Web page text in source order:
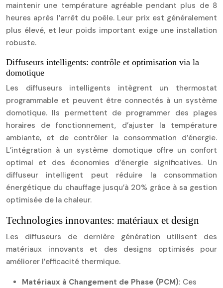
maintenir une température agréable pendant plus de 8
heures après l’arrêt du poêle. Leur prix est généralement
plus élevé, et leur poids important exige une installation
robuste.
Diffuseurs intelligents: contrôle et optimisation via la
domotique
Les diffuseurs intelligents intègrent un thermostat
programmable et peuvent être connectés à un système
domotique. Ils permettent de programmer des plages
horaires de fonctionnement, d’ajuster la température
ambiante, et de contrôler la consommation d’énergie.
L’intégration à un système domotique offre un confort
optimal et des économies d’énergie significatives. Un
diffuseur intelligent peut réduire la consommation
énergétique du chauffage jusqu’à 20% grâce à sa gestion
optimisée de la chaleur.
Technologies innovantes: matériaux et design
Les diffuseurs de dernière génération utilisent des
matériaux innovants et des designs optimisés pour
améliorer l’efficacité thermique.
Matériaux à Changement de Phase (PCM): Ces